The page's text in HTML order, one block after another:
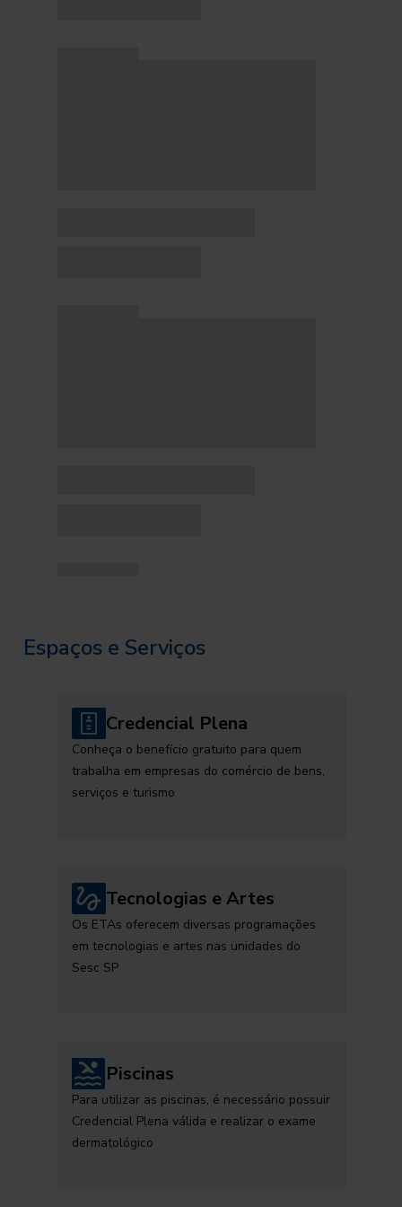
Espaços e Serviços
Credencial Plena
Conheça o benefício gratuito para quem
trabalha em empresas do comércio de bens,
serviços e turismo
Tecnologias e Artes
Os ETAs oferecem diversas programações
em tecnologias e artes nas unidades do
Sesc SP
Piscinas
Para utilizar as piscinas, é necessário possuir
Credencial Plena válida e realizar o exame
dermatológico